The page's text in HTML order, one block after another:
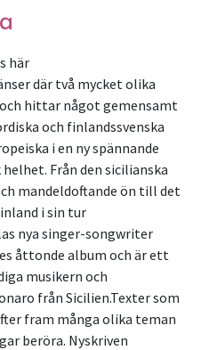
här
där två mycket olika
hittar något gemensamt
och finlandssvenska
i en ny spännande
Från den sicilianska
mandeldoftande ön till det
i sin tur
nya singer-songwriter
åttonde album och är ett
musikern och
från Sicilien.Texter som
fram många olika teman
beröra. Nyskriven